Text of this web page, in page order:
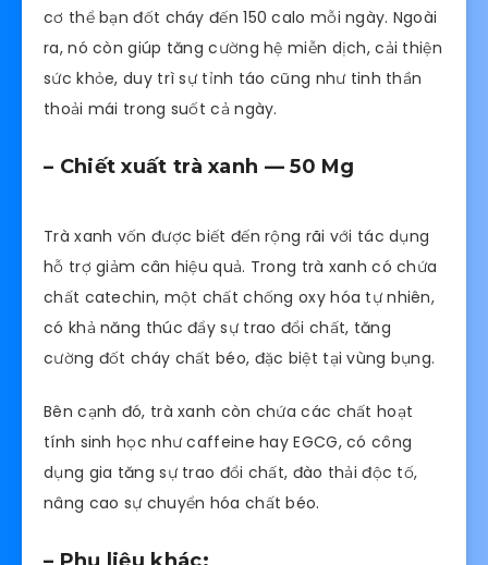
cơ thể bạn đốt cháy đến 150 calo mỗi ngày. Ngoài
ra, nó còn giúp tăng cường hệ miễn dịch, cải thiện
sức khỏe, duy trì sự tỉnh táo cũng như tinh thần
thoải mái trong suốt cả ngày.
– Chiết xuất trà xanh — 50 Mg
Trà xanh vốn được biết đến rộng rãi với tác dụng
hỗ trợ giảm cân hiệu quả. Trong trà xanh có chứa
chất catechin, một chất chống oxy hóa tự nhiên,
có khả năng thúc đẩy sự trao đổi chất, tăng
cường đốt cháy chất béo, đặc biệt tại vùng bụng.
Bên cạnh đó, trà xanh còn chứa các chất hoạt
tính sinh học như caffeine hay EGCG, có công
dụng gia tăng sự trao đổi chất, đào thải độc tố,
nâng cao sự chuyển hóa chất béo.